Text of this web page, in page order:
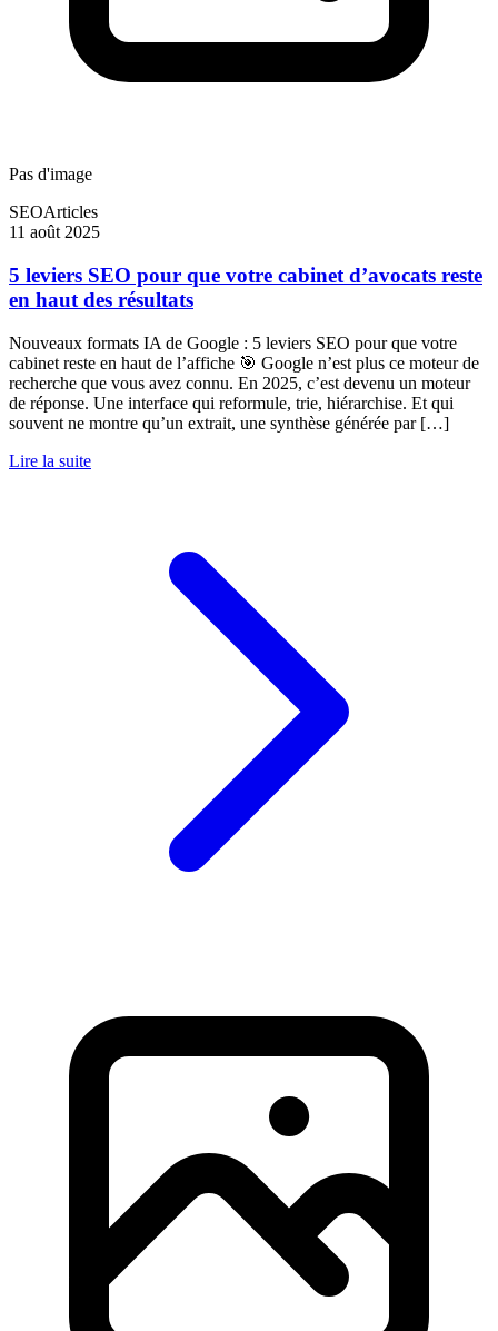
Pas d'image
SEOArticles
11 août 2025
5 leviers SEO pour que votre cabinet d’avocats reste
en haut des résultats
Nouveaux formats IA de Google : 5 leviers SEO pour que votre
cabinet reste en haut de l’affiche 🎯 Google n’est plus ce moteur de
recherche que vous avez connu. En 2025, c’est devenu un moteur
de réponse. Une interface qui reformule, trie, hiérarchise. Et qui
souvent ne montre qu’un extrait, une synthèse générée par […]
Lire la suite